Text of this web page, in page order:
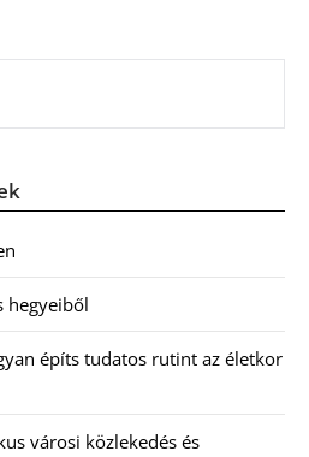
hegyeiből
építs tudatos rutint az életkor
városi közlekedés és